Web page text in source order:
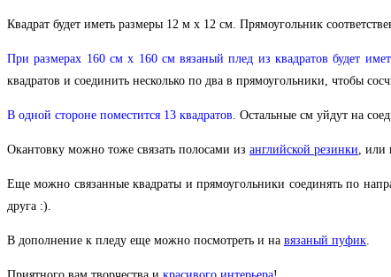
Квадрат будет иметь размеры 12 м х 12 см. Прямоугольник
При размерах 160 см х 160 смвязаный плед из квадратовбудет
квадратов и соединить несколько по два в прямоугольники, чтобы
В одной стороне поместится 13 квадратов. Остальные см уйдут на
Окантовку можно тоже связать полосами из английской резинки, или
Еще можно связанные квадраты и прямоугольники соединять по
друга :).
В дополнение к пледу еще можно посмотреть и на вязаный пуфик.